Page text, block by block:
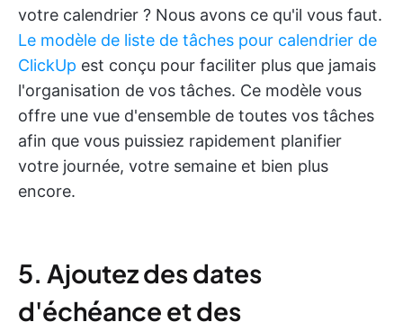
votre calendrier ? Nous avons ce qu'il vous faut.
Le modèle de liste de tâches pour calendrier de
ClickUp est conçu pour faciliter plus que jamais
l'organisation de vos tâches. Ce modèle vous
offre une vue d'ensemble de toutes vos tâches
afin que vous puissiez rapidement planifier
votre journée, votre semaine et bien plus
encore.
5. Ajoutez des dates
d'échéance et des